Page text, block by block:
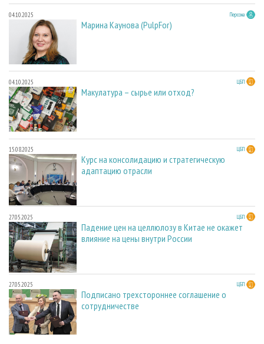
04.10.2025 Персона
Марина Каунова (PulpFor)
04.10.2025 ЦБП
Макулатура – сырье или отход?
15.08.2025 ЦБП
Курс на консолидацию и стратегическую
адаптацию отрасли
27.05.2025 ЦБП
Падение цен на целлюлозу в Китае не окажет
влияние на цены внутри России
27.05.2025 ЦБП
Подписано трехстороннее соглашение о
сотрудничестве